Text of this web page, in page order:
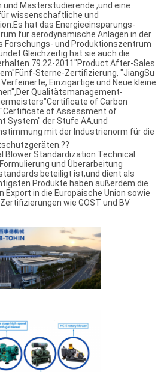
Masterstudierende ,und eine
wissenschaftliche und
hat das Energieeinsparungs-
für aerodynamische Anlagen in der
Forschungs- und Produktionszentrum
hat sie auch die
2011"Product After-Sales
Sterne-Zertifizierung, "JiangSu
Einzigartige und Neue kleine
Qualitätsmanagement-
of Carbon
of Assessment of
System" der Stufe AA,und
mit der Industrienorm für die
Blower Standardization Technical
und Überarbeitung
beteiligt ist,und dient als
Produkte haben außerdem die
Export in die Europäische Union sowie
wie GOST und BV